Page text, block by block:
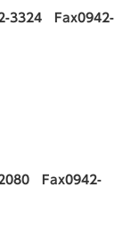
3324 Fax0942-
2080 Fax0942-